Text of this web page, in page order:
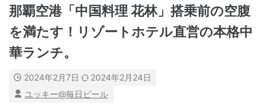
那覇空港「中国料理 花林」搭乗前の空腹
を満たす！リゾートホテル直営の本格中
華ランチ。
2024年2月7日
2024年2月24日
ユッキー@毎日ビール